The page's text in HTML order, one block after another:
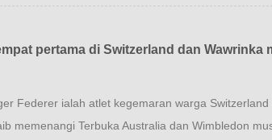
pertama di Switzerland dan Wawrinka
Federer ialah atlet kegemaran warga
memenangi Terbuka Australia dan Wimbledon